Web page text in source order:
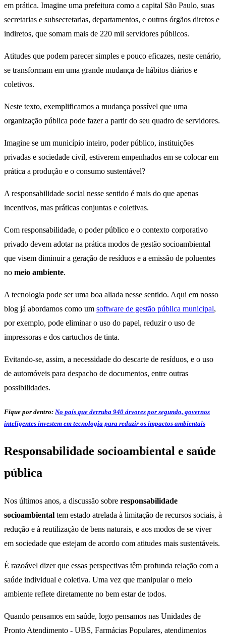
em prática. Imagine uma prefeitura como a capital São Paulo, suas
secretarias e subsecretarias, departamentos, e outros órgãos diretos e
indiretos, que somam mais de 220 mil servidores públicos.
Atitudes que podem parecer simples e pouco eficazes, neste cenário,
se transformam em uma grande mudança de hábitos diários e
coletivos.
Neste texto, exemplificamos a mudança possível que uma
organização pública pode fazer a partir do seu quadro de servidores.
Imagine se um município inteiro, poder público, instituições
privadas e sociedade civil, estiverem empenhados em se colocar em
prática a produção e o consumo sustentável?
A responsabilidade social nesse sentido é mais do que apenas
incentivos, mas práticas conjuntas e coletivas.
Com responsabilidade, o poder público e o contexto corporativo
privado devem adotar na prática modos de gestão socioambiental
que visem diminuir a geração de resíduos e a emissão de poluentes
no meio ambiente.
A tecnologia pode ser uma boa aliada nesse sentido. Aqui em nosso
blog já abordamos como um software de gestão pública municipal,
por exemplo, pode eliminar o uso do papel, reduzir o uso de
impressoras e dos cartuchos de tinta.
Evitando-se, assim, a necessidade do descarte de resíduos, e o uso
de automóveis para despacho de documentos, entre outras
possibilidades.
Fique por dentro: No país que derruba 940 árvores por segundo, governos
inteligentes investem em tecnologia para reduzir os impactos ambientais
Responsabilidade socioambiental e saúde
pública
Nos últimos anos, a discussão sobre responsabilidade
socioambiental tem estado atrelada à limitação de recursos sociais, à
redução e à reutilização de bens naturais, e aos modos de se viver
em sociedade que estejam de acordo com atitudes mais sustentáveis.
É razoável dizer que essas perspectivas têm profunda relação com a
saúde individual e coletiva. Uma vez que manipular o meio
ambiente reflete diretamente no bem estar de todos.
Quando pensamos em saúde, logo pensamos nas Unidades de
Pronto Atendimento - UBS, Farmácias Populares, atendimentos